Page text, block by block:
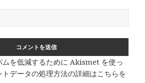
ムを低減するために Akismet を使っ
トデータの処理方法の詳細はこちらを